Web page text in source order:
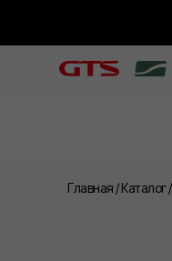
Главная /Каталог/